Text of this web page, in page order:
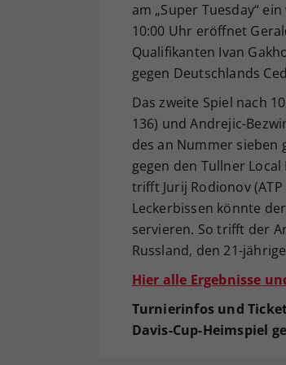
am „Super Tuesday“
10:00 Uhr eröffnet
Qualifikanten Ivan
gegen Deutschlands
Das zweite Spiel nach
136) und Andrejic-
des an Nummer sieben
gegen den Tullner
trifft Jurij Rodionov
Leckerbissen könnte
servieren. So trifft der
Russland, den 21-
Hier alle Ergebnisse
Turnierinfos und
Davis-Cup-Heimspiel